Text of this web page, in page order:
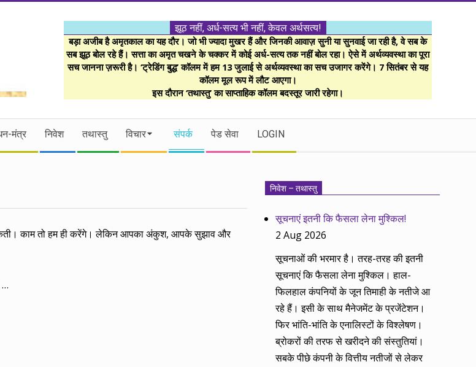
झूठ नहीं, अर्ध-सत्य भी नहीं, केवल अर्थसत्य!
बड़ा अजीब है अमृतकाल का यह दौर। जो भी ज्यादा मुखर हैं और जिनकी आवाज़ सुनी या सुनवाई जा रही है, वे सब के
सब झूठ बोल रहे हैं। सत्ता का अमृत चखने के चक्कर में कोई अर्ध-सत्य तक नहीं बोल रहा। ऐसे में अर्थव्यवस्था का पूरा
सच जानना ज़रूरी है। ‘ट्रेडिंग बुद्ध’ कॉलम में हम 13 जुलाई से अर्थव्यवस्था का सच उजागर करेंगे। 7 सितंबर से यह
कॉलम मूल रूप में लौट आएगा।
इस दौरान ‘तथास्तु’ का साप्ताहिक कॉलम बदस्तूर जारी रहेगा।
मंत्र निवेश तथास्तु विचार संपर्क पेड सेवा LOGIN
काम तो हम ही करेंगे। लेकिन आपका अंकुश, आपके सुझाव और
…
निवेश – तथास्तु
सूचनाएं इतनी कि फैसला लेना मुश्किल!
2 Aug 2026
सूचनाओं की भरमार है। तरह-तरह की इतनी
सूचनाएं कि फैसला लेना मुश्किल। हाल-
फिलहाल कंपनियों के जून तिमाही के नतीजे आ
रहे हैं। इसी के साथ मैनेजमेंट के प्रजेंटेशन।
फिर भांति-भांति के एनालिस्टों के विश्लेषण।
ब्रोकरों की तरफ से खरीदने की संस्तुतियां।
सबके पीछे कंपनी के वित्तीय नतीजों से लेकर